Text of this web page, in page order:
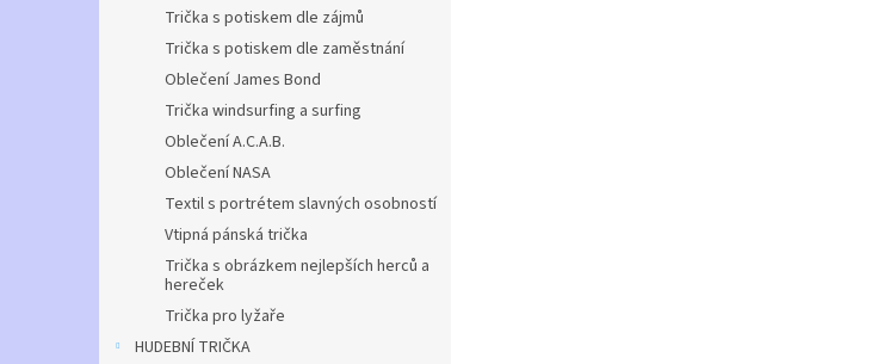
Trička s potiskem dle zájmů
Trička s potiskem dle zaměstnání
Oblečení James Bond
Trička windsurfing a surfing
Oblečení A.C.A.B.
Oblečení NASA
Textil s portrétem slavných osobností
Vtipná pánská trička
Trička s obrázkem nejlepších herců a
hereček
Trička pro lyžaře
HUDEBNÍ TRIČKA